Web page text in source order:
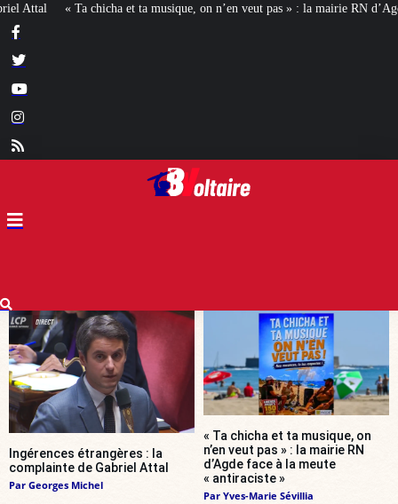
on n’en veut pas » : la mairie RN d’Agde face à la meute « antiraciste »
Ingérences étrangères : la
complainte de Gabriel Attal
Par Georges Michel
« Ta chicha et ta musique, on
n’en veut pas » : la mairie RN
d’Agde face à la meute
« antiraciste »
Par Yves-Marie Sévillia